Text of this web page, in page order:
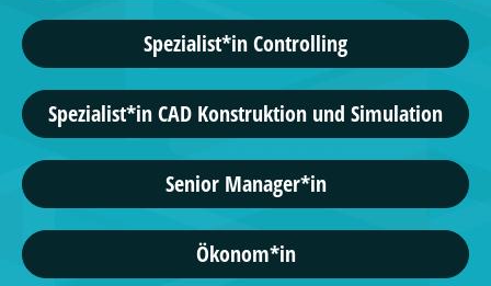
Spezialist*in Controlling
Spezialist*in CAD Konstruktion und Simulation
Senior Manager*in
Ökonom*in